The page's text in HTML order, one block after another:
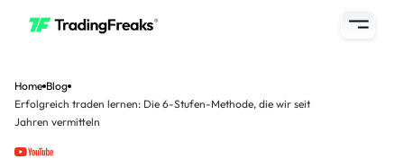
Home Blog
Erfolgreich traden lernen: Die 6-Stufen-Methode, die wir seit
Jahren vermitteln